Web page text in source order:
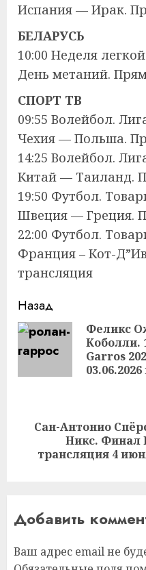
Испания — Ирак.
БЕЛАРУСЬ
10:00 Неделя
День метаний.
СПОРТ ТВ
09:55 Волейбол.
Чехия — Польша.
14:25 Волейбол.
Китай — Таиланд.
19:50 Футбол.
Швеция — Греция.
22:00 Футбол.
Франция – Кот-
трансляция
Продолжить
чтение
Назад
Феликс
Коболли.
Garros
03.06.2026
Следующая
запись:
Сан-Антонио
Никс. Финал
трансляция 4
Добавить
Ваш адрес email не